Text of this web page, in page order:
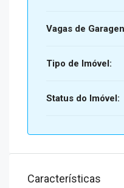
Vagas de
Tipo de Imóvel:
Status do Imóvel:
Características